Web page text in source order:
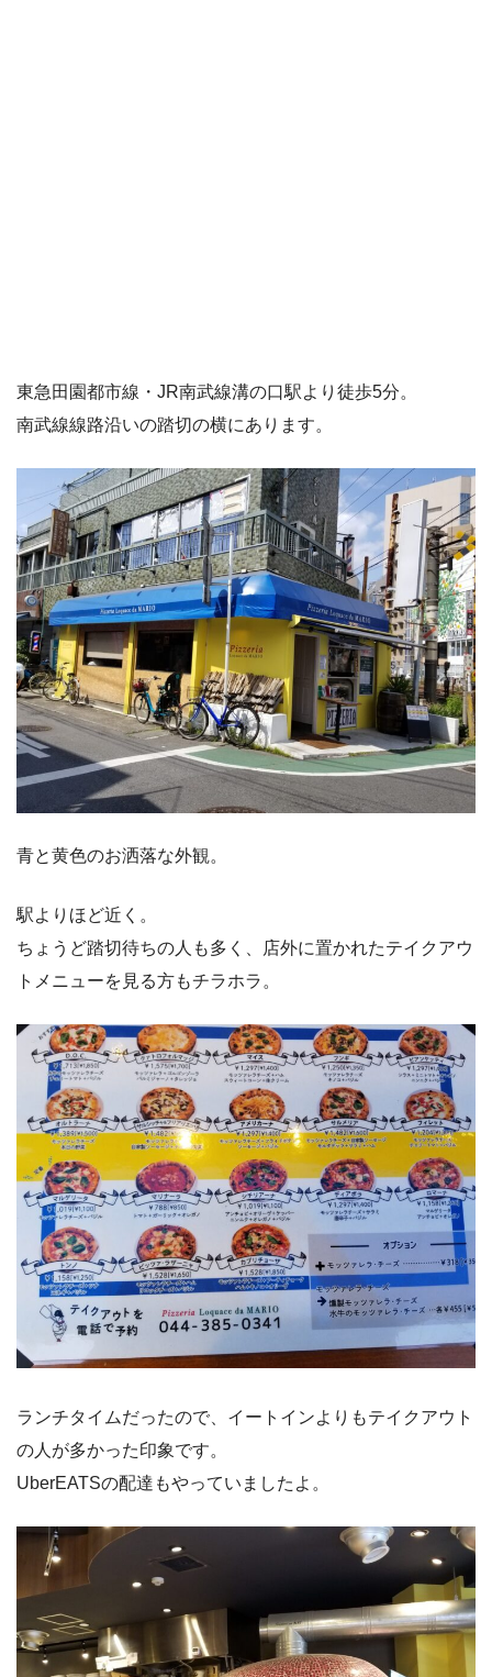
東急田園都市線・JR南武線溝の口駅より徒歩5分。
南武線線路沿いの踏切の横にあります。
青と黄色のお洒落な外観。
駅よりほど近く。
ちょうど踏切待ちの人も多く、店外に置かれたテイクアウ
トメニューを見る方もチラホラ。
ランチタイムだったので、イートインよりもテイクアウト
の人が多かった印象です。
UberEATSの配達もやっていましたよ。